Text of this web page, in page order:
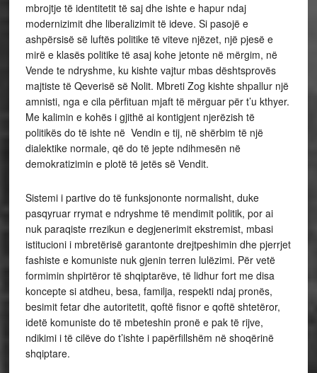
mbrojtje të identitetit të saj dhe ishte e hapur ndaj
modernizimit dhe liberalizimit të ideve. Si pasojë e
ashpërsisë së luftës politike të viteve njëzet, një pjesë e
mirë e klasës politike të asaj kohe jetonte në mërgim, në
Vende te ndryshme, ku kishte vajtur mbas dështsprovës
majtiste të Qeverisë së Nolit. Mbreti Zog kishte shpallur një
amnisti, nga e cila përfituan mjaft të mërguar për t’u kthyer.
Me kalimin e kohës i gjithë ai kontigjent njerëzish të
politikës do të ishte në Vendin e tij, në shërbim të një
dialektike normale, që do të jepte ndihmesën në
demokratizimin e plotë të jetës së Vendit.
Sistemi i partive do të funksjononte normalisht, duke
pasqyruar rrymat e ndryshme të mendimit politik, por ai
nuk paraqiste rrezikun e degjenerimit ekstremist, mbasi
istitucioni i mbretërisë garantonte drejtpeshimin dhe pjerrjet
fashiste e komuniste nuk gjenin terren lulëzimi. Për vetë
formimin shpirtëror të shqiptarëve, të lidhur fort me disa
koncepte si atdheu, besa, familja, respekti ndaj pronës,
besimit fetar dhe autoritetit, qoftë fisnor e qoftë shtetëror,
idetë komuniste do të mbeteshin pronë e pak të rijve,
ndikimi i të cilëve do t’ishte i papërfillshëm në shoqërinë
shqiptare.